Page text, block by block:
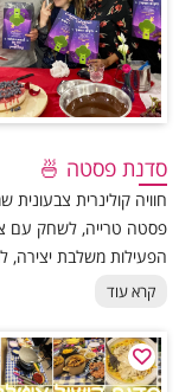
סדנת פסטה 🍜
חוויה קולינרית צבעונית
פסטה טרייה, לשחק עם
הפעילות משלבת יצירה,
מקורית ומשמחת.
קרא עוד